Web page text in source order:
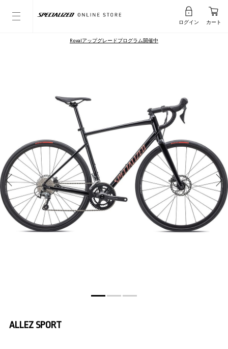
ログイン カート
Rovalアップグレードプログラム開催中
ALLEZ SPORT